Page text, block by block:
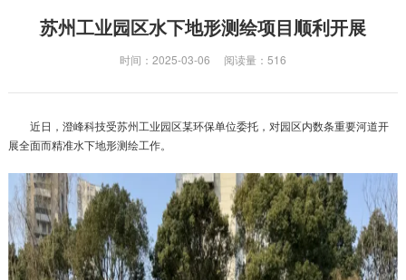
苏州工业园区水下地形测绘项目顺利开展
时间：2025-03-06 阅读量： 516
近日，澄峰科技受苏州工业园区某环保单位委托，对园区内数条重要河道开
展全面而精准水下地形测绘工作。